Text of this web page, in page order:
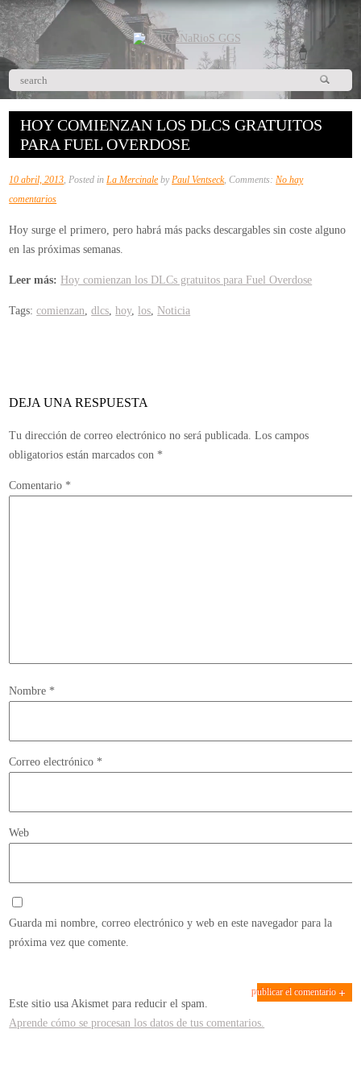
HOY COMIENZAN LOS DLCS GRATUITOS
PARA FUEL OVERDOSE
10 abril, 2013, Posted inLa Mercinale byPaul Ventseck, Comments:No hay
comentariosen
comienzan
los
DLCs
para
Hoy surge el primero, pero habrá más packs descargables sin coste alguno
en las próximas semanas.
Leer más: Hoy comienzan los DLCs gratuitos para Fuel Overdose
Tags:comienzan,dlcs,hoy,los, Noticia
DEJA UNA RESPUESTA
Tu dirección de correo electrónico no será publicada. Los campos
obligatorios están marcados con *
Comentario *
Nombre *
Correo electrónico *
Web
Guarda mi nombre, correo electrónico y web en este navegador para la
próxima vez que comente.
Este sitio usa Akismet para reducir el spam.
Aprende cómo se procesan los datos de tus comentarios.